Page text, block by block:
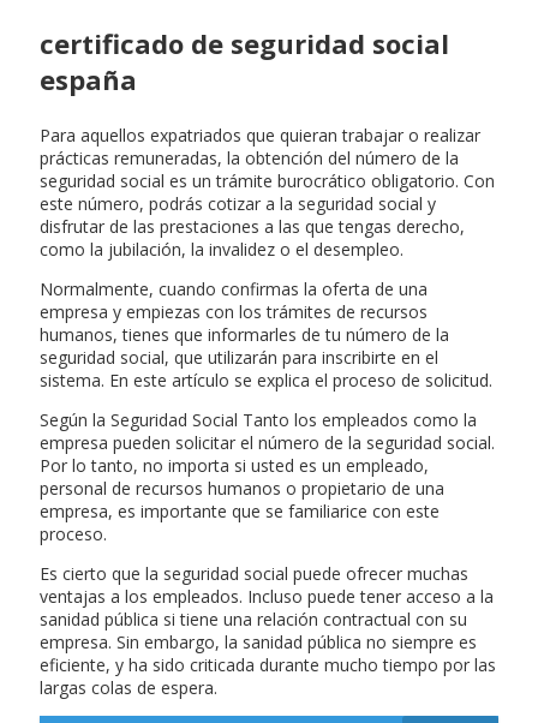
certificado de seguridad social
españa
Para aquellos expatriados que quieran trabajar o realizar
prácticas remuneradas, la obtención del número de la
seguridad social es un trámite burocrático obligatorio. Con
este número, podrás cotizar a la seguridad social y
disfrutar de las prestaciones a las que tengas derecho,
como la jubilación, la invalidez o el desempleo.
Normalmente, cuando confirmas la oferta de una
empresa y empiezas con los trámites de recursos
humanos, tienes que informarles de tu número de la
seguridad social, que utilizarán para inscribirte en el
sistema. En este artículo se explica el proceso de solicitud.
Según la Seguridad Social Tanto los empleados como la
empresa pueden solicitar el número de la seguridad social.
Por lo tanto, no importa si usted es un empleado,
personal de recursos humanos o propietario de una
empresa, es importante que se familiarice con este
proceso.
Es cierto que la seguridad social puede ofrecer muchas
ventajas a los empleados. Incluso puede tener acceso a la
sanidad pública si tiene una relación contractual con su
empresa. Sin embargo, la sanidad pública no siempre es
eficiente, y ha sido criticada durante mucho tiempo por las
largas colas de espera.